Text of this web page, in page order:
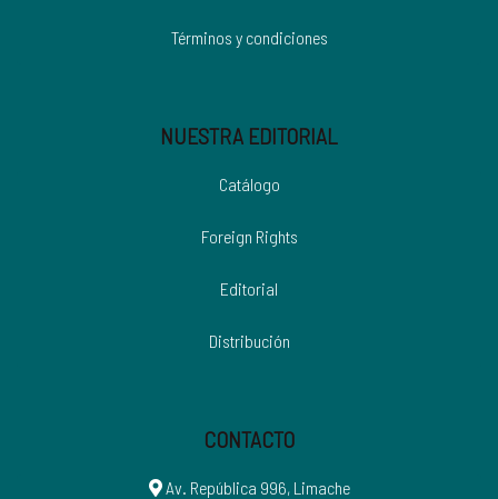
Términos y condiciones
NUESTRA EDITORIAL
Catálogo
Foreign Rights
Editorial
Distribución
CONTACTO
Av. República 996, Limache